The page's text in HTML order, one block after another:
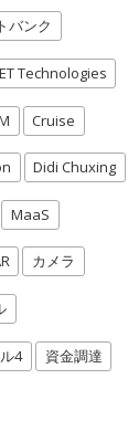
バンク
Technologies
Cruise
Didi Chuxing
MaaS
カメラ
4 資金調達